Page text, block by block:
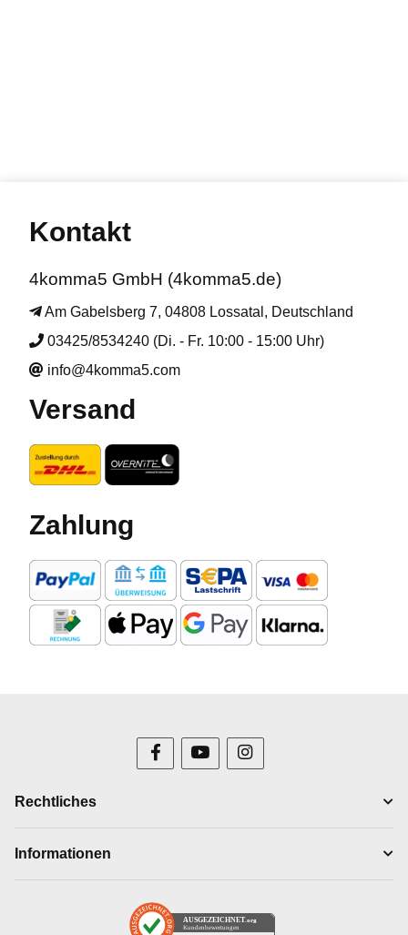
Kontakt
4komma5 GmbH (4komma5.de)
Am Gabelsberg 7, 04808 Lossatal, Deutschland
03425/8534240 (Di. - Fr. 10:00 - 15:00 Uhr)
info@4komma5.com
Versand
Zahlung
Rechtliches
Informationen
AUSGEZEICHNET .org
Kundenbewertungen